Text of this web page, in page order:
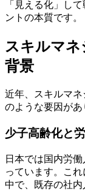
「見える化」し
ントの本質です。
スキルマネ
背景
近年、スキルマ
のような要因があ
少子高齢化と
日本では国内労
っています。こ
中で、既存の社